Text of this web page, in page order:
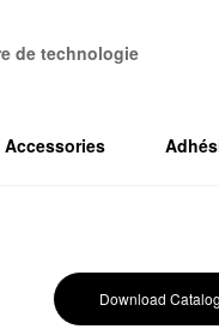
de technologie
Accessories
Download Catalog